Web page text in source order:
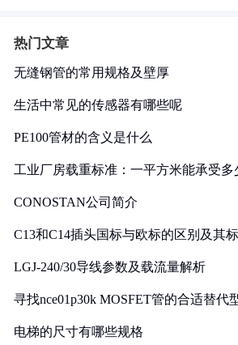
热门文章
无缝钢管的常用规格及壁厚
生活中常见的传感器有哪些呢
PE100管材的含义是什么
工业厂房载重标准：一平方米能承受多
CONOSTAN公司简介
C13和C14插头国标与欧标的区别及其
LGJ-240/30导线参数及载流量解析
寻找nce01p30k MOSFET管的合适替代
电梯的尺寸有哪些规格